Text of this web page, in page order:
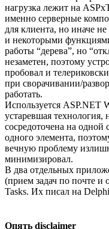
нагрузка лежит на
именно серверные
для клиента, но иначе не
и некоторыми
работы “дерева”, но
незаметен, поэтому
пробовал и
при сворачивании/
работать.
Используется ASP.NET
устаревшая технология,
сосредоточена на одной
одного элемента,
вечную проблему
минимизировал.
В два отдельных
(прием задач по почте и
Tasks. Их писал на
Опять disclaimer